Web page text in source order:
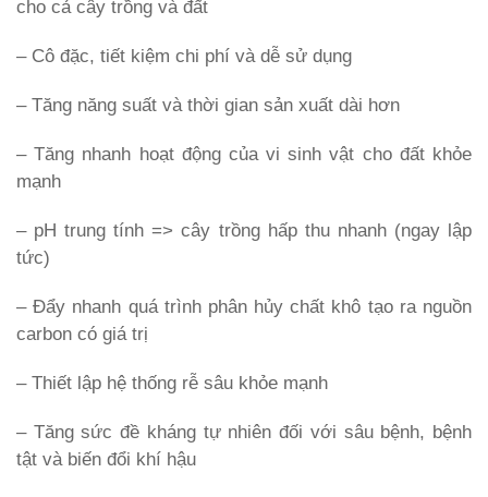
cho cả cây trồng và đất
– Cô đặc, tiết kiệm chi phí và dễ sử dụng
– Tăng năng suất và thời gian sản xuất dài hơn
– Tăng nhanh hoạt động của vi sinh vật cho đất khỏe
mạnh
– pH trung tính => cây trồng hấp thu nhanh (ngay lập
tức)
– Đẩy nhanh quá trình phân hủy chất khô tạo ra nguồn
carbon có giá trị
– Thiết lập hệ thống rễ sâu khỏe mạnh
– Tăng sức đề kháng tự nhiên đối với sâu bệnh, bệnh
tật và biến đổi khí hậu